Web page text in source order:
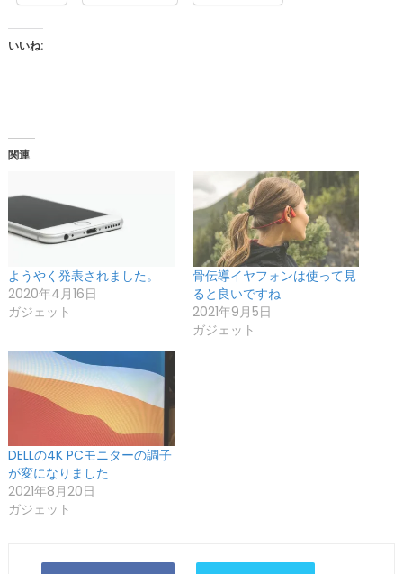
いいね:
関連
ようやく発表されました。
2020年4月16日
ガジェット
骨伝導イヤフォンは使って見
ると良いですね
2021年9月5日
ガジェット
DELLの4K PCモニターの調子
が変になりました
2021年8月20日
ガジェット